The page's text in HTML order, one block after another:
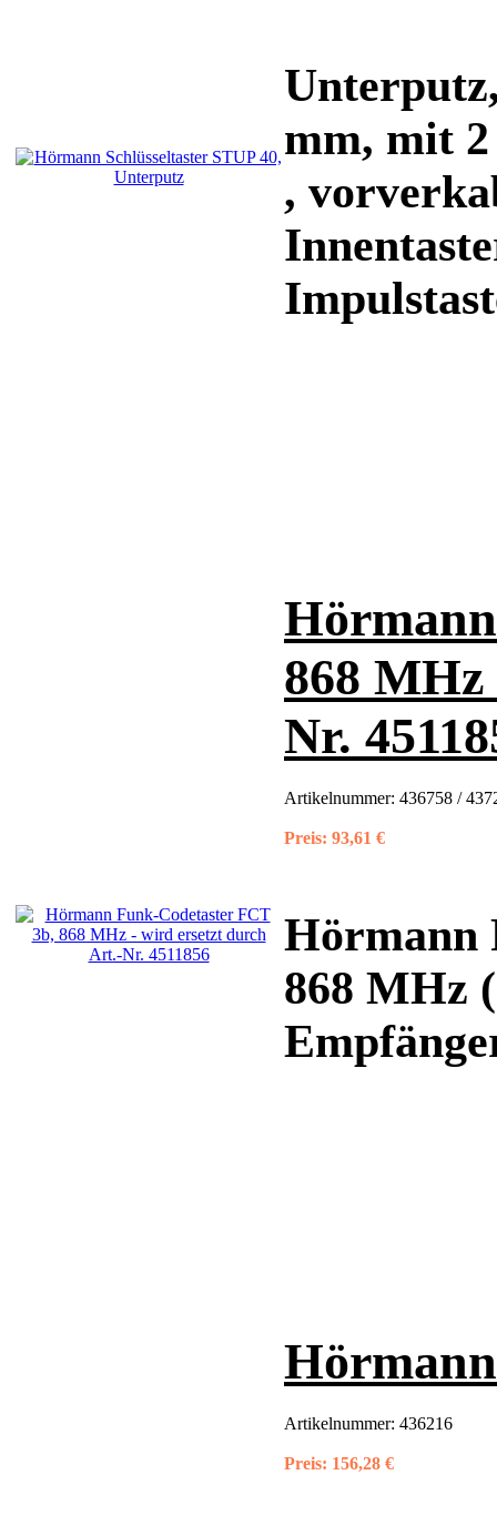
mm, mit
,
868
Nr.
Artikelnummer: 436758 /
Preis: 93,61 €
Hörmann
868 MHz
Artikelnummer: 436216
Preis: 156,28 €